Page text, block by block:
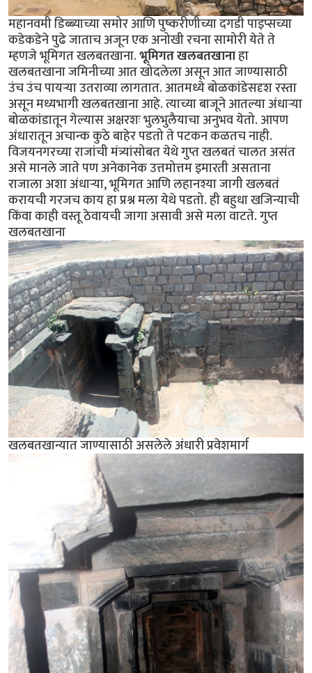
महानवमी डिब्ब्याच्या समोर आणि पुष्करीणीच्या दगडी पाइप्सच्या
कडेकडेने पुढे जाताच अजून एक अनोखी रचना सामोरी येते ते
म्हणजे भूमिगत खलबतखाना.भूमिगत खलबतखानाहा
खलबतखाना जमिनीच्या आत खोदलेला असून आत जाण्यासाठी
उंच उंच पायर्‍या उतराव्या लागतात. आतमध्ये बोळकांडेसदृश रस्ता
असून मध्यभागी खलबतखाना आहे. त्याच्या बाजूने आतल्या अंधार्‍या
बोळकांडातून गेल्यास अक्षरशः भुलभुलैयाचा अनुभव येतो. आपण
अंधारातून अचान्क कुठे बाहेर पडतो ते पटकन कळतच नाही.
विजयनगरच्या राजांची मंत्र्यांसोबत येथे गुप्त खलबतं चालत असंत
असे मानले जाते पण अनेकानेक उत्तमोत्तम इमारती असताना
राजाला अशा अंधार्‍या, भूमिगत आणि लहानश्या जागी खलबतं
करायची गरजच काय हा प्रश्न मला येथे पडतो. ही बहुधा खजिन्याची
किंवा काही वस्तू ठेवायची जागा असावी असे मला वाटते. गुप्त
खलबतखाना
खलबतखान्यात जाण्यासाठी असलेले अंधारी प्रवेशमार्ग